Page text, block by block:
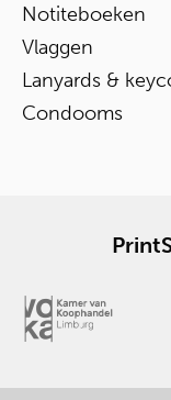
Notiteboeken
Vlaggen
Lanyards &
Condooms